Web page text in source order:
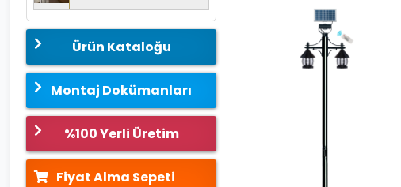
Ürün Kataloğu
Montaj Dokümanları
%100 Yerli Üretim
Fiyat Alma Sepeti